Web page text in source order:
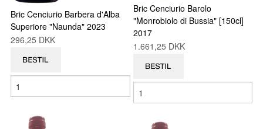
Bric Cenciurio Barbera d'Alba
Superiore "Naunda" 2023
296,25 DKK
Bric Cenciurio Barolo
"Monrobiolo di Bussia" [150cl]
2017
1.661,25 DKK